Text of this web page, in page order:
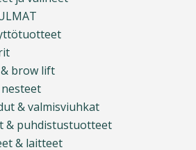
brow lift
& valmisviuhkat
& puhdistustuotteet
& laitteet